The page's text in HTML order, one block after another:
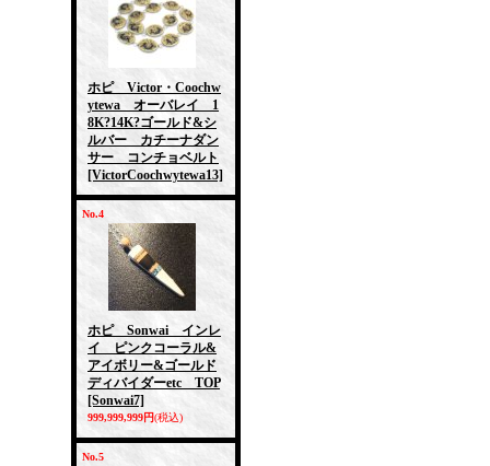
ホピ Victor・Coochw
ytewa オーバレイ 1
8K?14K?ゴールド&シ
ルバー カチーナダン
サー コンチョベルト
[VictorCoochwytewa13]
No.4
ホピ Sonwai インレ
イ ピンクコーラル&
アイボリー&ゴールド
ディバイダーetc TOP
[Sonwai7]
999,999,999円(税込)
No.5